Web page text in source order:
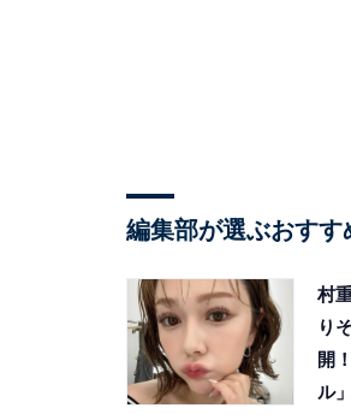
編集部が選ぶおすす
村
り
開
ル